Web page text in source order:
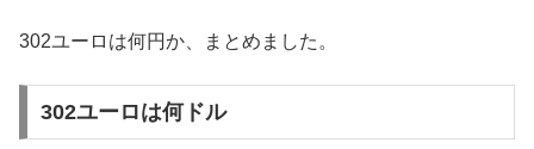
302ユーロは何円か、まとめました。
302ユーロは何ドル